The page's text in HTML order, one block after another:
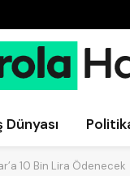
Dünyası
10 Bin Lira Ödenecek